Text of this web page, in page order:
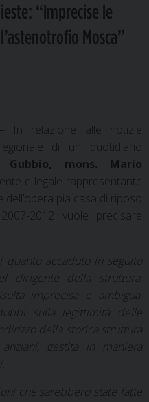
“Imprecise le
Mosca”
In relazione alle notizie
di un quotidiano
mons. Mario
e legale rappresentante
pia casa di riposo
2012 vuole precisare
accaduto in seguito
dirigente della struttura,
imprecisa e ambigua,
sulla legittimità delle
della storica struttura
gestita in maniera
che sarebbero state fatte